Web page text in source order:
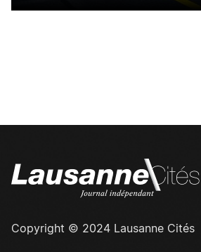
Copyright © 2024 Lausanne Cités